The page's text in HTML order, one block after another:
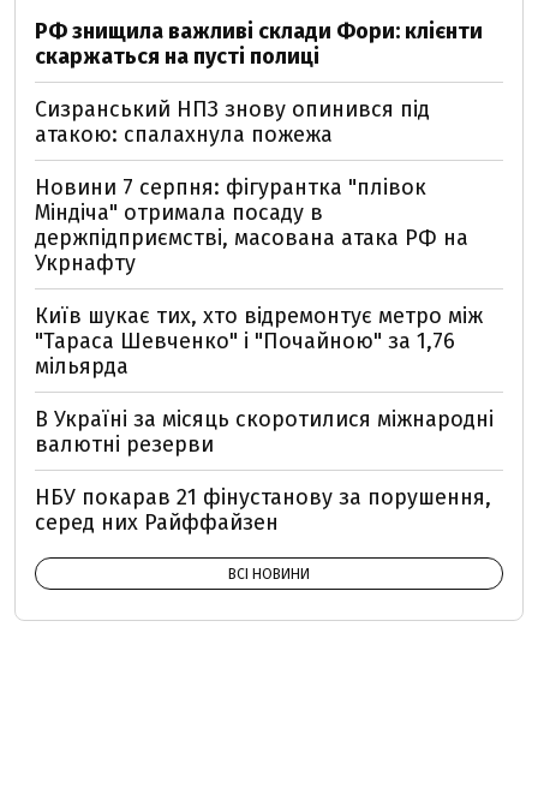
РФ знищила важливі склади Фори: клієнти
скаржаться на пусті полиці
Сизранський НПЗ знову опинився під
атакою: спалахнула пожежа
Новини 7 серпня: фігурантка "плівок
Міндіча" отримала посаду в
держпідприємстві, масована атака РФ на
Укрнафту
Київ шукає тих, хто відремонтує метро між
"Тараса Шевченко" і "Почайною" за 1,76
мільярда
В Україні за місяць скоротилися міжнародні
валютні резерви
НБУ покарав 21 фінустанову за порушення,
серед них Райффайзен
ВСІ НОВИНИ